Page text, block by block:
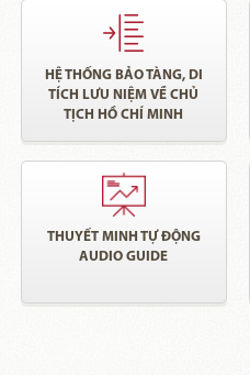
HỆ THỐNG BẢO TÀNG, DI
TÍCH LƯU NIỆM VỀ CHỦ
TỊCH HỒ CHÍ MINH
THUYẾT MINH TỰ ĐỘNG
AUDIO GUIDE